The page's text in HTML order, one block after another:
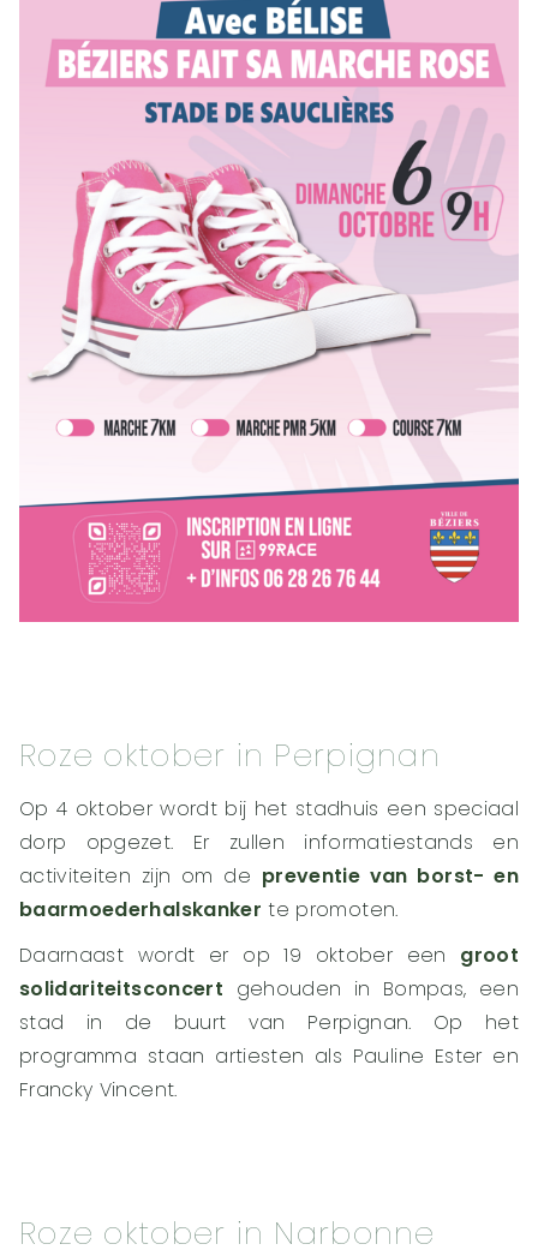
Roze oktober in Perpignan
Op 4 oktober wordt bij het stadhuis een speciaal
dorp opgezet. Er zullen informatiestands en
activiteiten zijn om de preventie van borst- en
baarmoederhalskanker te promoten.
Daarnaast wordt er op 19 oktober een groot
solidariteitsconcert gehouden in Bompas, een
stad in de buurt van Perpignan. Op het
programma staan artiesten als Pauline Ester en
Francky Vincent.
Roze oktober in Narbonne